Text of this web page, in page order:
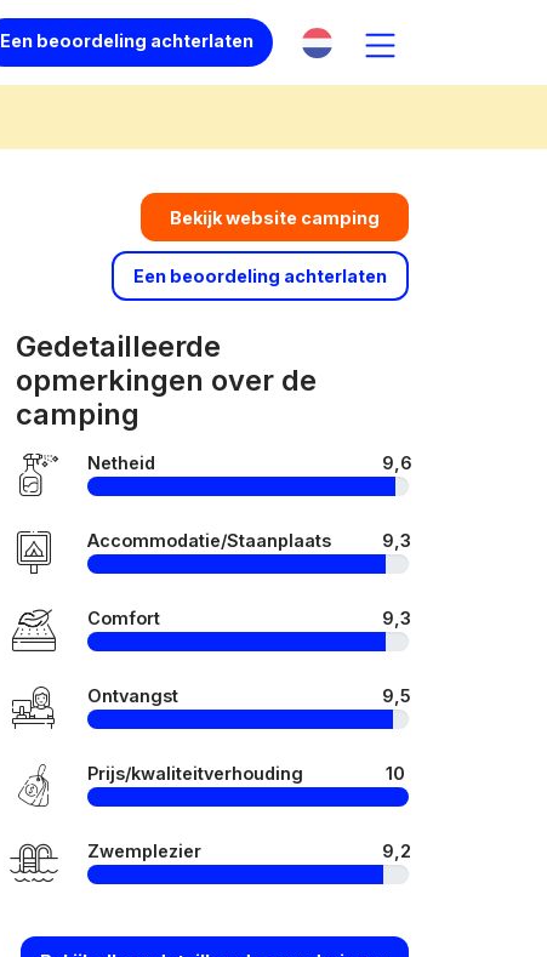
Een beoordeling achterlaten
Bekijk website camping
Een beoordeling achterlaten
Gedetailleerde
opmerkingen over de
camping
Netheid 9,6
Accommodatie/Staanplaats 9,3
Comfort 9,3
Ontvangst 9,5
Prijs/kwaliteitverhouding 10
Zwemplezier 9,2